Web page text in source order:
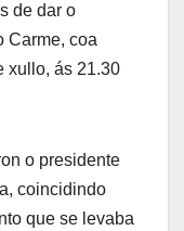
de dar o
Carme, coa
xullo, ás 21.30
o presidente
coincidindo
que se levaba